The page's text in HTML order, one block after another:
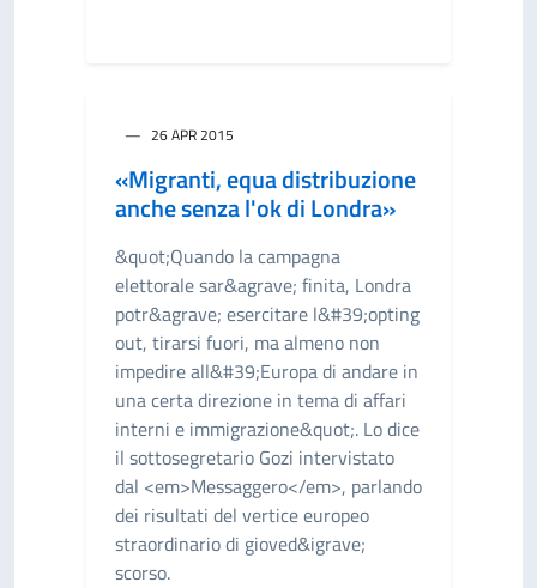
26 APR 2015
«Migranti, equa distribuzione
anche senza l'ok di Londra»
&quot;Quando la campagna
elettorale sar&agrave; finita, Londra
potr&agrave; esercitare l&#39;opting
out, tirarsi fuori, ma almeno non
impedire all&#39;Europa di andare in
una certa direzione in tema di affari
interni e immigrazione&quot;. Lo dice
il sottosegretario Gozi intervistato
dal <em>Messaggero</em>, parlando
dei risultati del vertice europeo
straordinario di gioved&igrave;
scorso.